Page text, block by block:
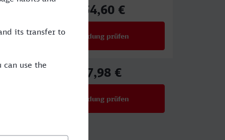
154,60 €
Verbindung prüfen
67,98 €
Verbindung prüfen